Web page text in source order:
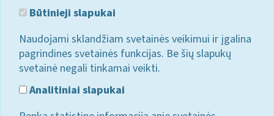
Būtinieji slapukai
Naudojami sklandžiam svetainės veikimui ir įgalina
pagrindines svetainės funkcijas. Be šių slapukų
svetainė negali tinkamai veikti.
Analitiniai slapukai